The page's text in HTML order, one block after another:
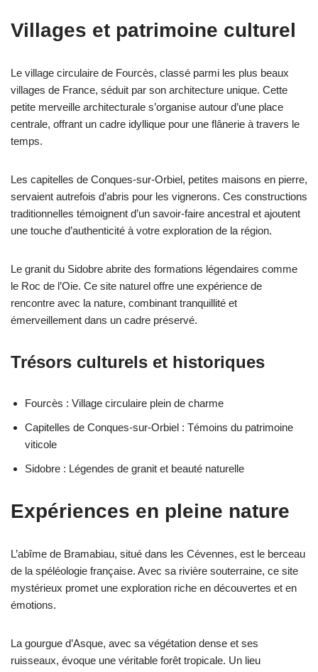
Villages et patrimoine culturel
Le village circulaire de Fourcès, classé parmi les plus beaux
villages de France, séduit par son architecture unique. Cette
petite merveille architecturale s’organise autour d’une place
centrale, offrant un cadre idyllique pour une flânerie à travers le
temps.
Les capitelles de Conques-sur-Orbiel, petites maisons en pierre,
servaient autrefois d’abris pour les vignerons. Ces constructions
traditionnelles témoignent d’un savoir-faire ancestral et ajoutent
une touche d’authenticité à votre exploration de la région.
Le granit du Sidobre abrite des formations légendaires comme
le Roc de l’Oie. Ce site naturel offre une expérience de
rencontre avec la nature, combinant tranquillité et
émerveillement dans un cadre préservé.
Trésors culturels et historiques
Fourcès : Village circulaire plein de charme
Capitelles de Conques-sur-Orbiel : Témoins du patrimoine
viticole
Sidobre : Légendes de granit et beauté naturelle
Expériences en pleine nature
L’abîme de Bramabiau, situé dans les Cévennes, est le berceau
de la spéléologie française. Avec sa rivière souterraine, ce site
mystérieux promet une exploration riche en découvertes et en
émotions.
La gourgue d’Asque, avec sa végétation dense et ses
ruisseaux, évoque une véritable forêt tropicale. Un lieu